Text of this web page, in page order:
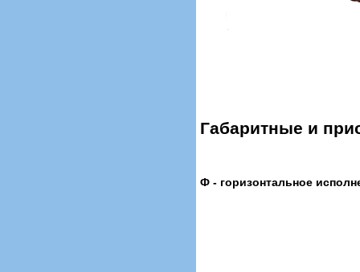
Габаритные и
Ф - горизонтальное